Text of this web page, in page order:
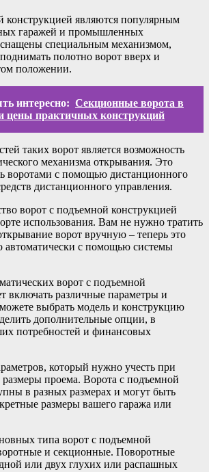
конструкцией являются популярным
гаражей и промышленных
специальным механизмом,
полотно ворот вверх и
положении.
интересно: Секционные ворота в
цены практичных конструкций
таких ворот является возможность
механизма открывания. Это
воротами с помощью дистанционного
дистанционного управления.
ворот с подъемной конструкцией
использования. Вам не нужно тратить
ворот вручную – теперь это
автоматически с помощью системы
ворот с подъемной
включать различные параметры и
выбрать модель и конструкцию
дополнительные опции, в
потребностей и финансовых
который нужно учесть при
размеры проема. Ворота с подъемной
в разных размерах и могут быть
размеры вашего гаража или
типа ворот с подъемной
и секционные. Поворотные
или двух глухих или распашных